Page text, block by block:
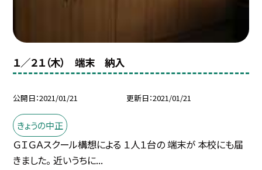
１／２１（木） 端末 納入
公開日 2021/01/21 更新日 2021/01/21
きょうの中正
ＧＩＧＡスクール構想による １人１台の 端末が 本校にも届
きました。 近いうちに...